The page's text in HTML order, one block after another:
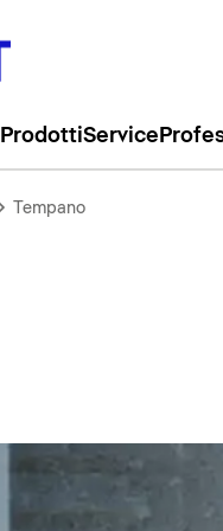
ProdottiService
Tempano